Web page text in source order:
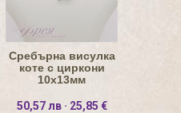
Сребърна висулка
коте с циркони
10х13мм
50,57 лв · 25,85 €